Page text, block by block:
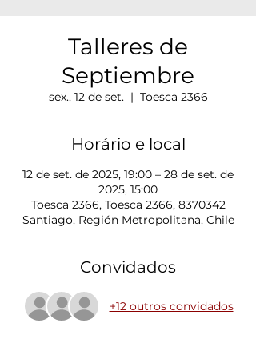
Talleres de
Septiembre
sex., 12 de set.
  |
Toesca 2366
Horário e local
12 de set. de 2025, 19:00 – 28 de set. de
2025, 15:00
Toesca 2366, Toesca 2366, 8370342
Santiago, Región Metropolitana, Chile
Convidados
+12 outros convidados